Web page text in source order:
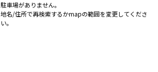
駐車場がありません。
地名/住所で再検索するかmapの範囲を変更してくださ
い。